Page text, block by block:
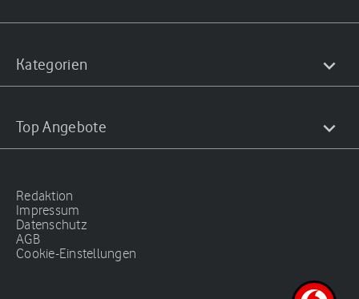
Kategorien
Top Angebote
Redaktion
Impressum
Datenschutz
AGB
Cookie-Einstellungen